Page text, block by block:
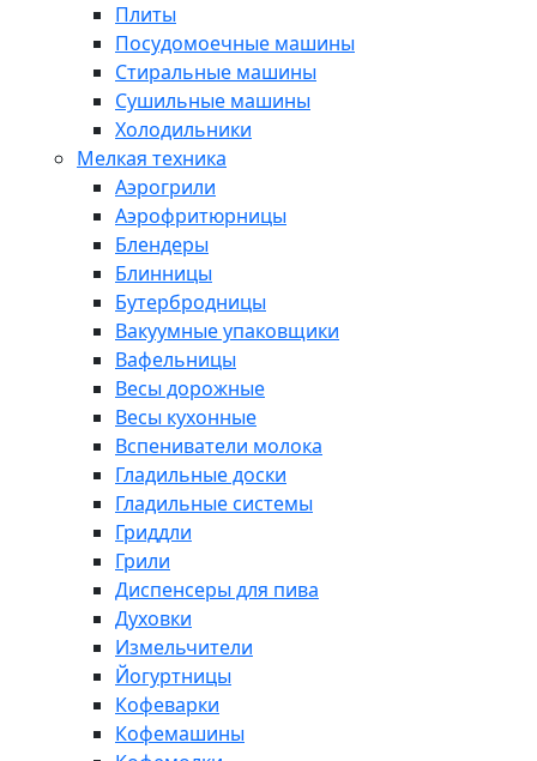
Плиты
Посудомоечные машины
Стиральные машины
Сушильные машины
Холодильники
Мелкая техника
Аэрогрили
Аэрофритюрницы
Блендеры
Блинницы
Бутербродницы
Вакуумные упаковщики
Вафельницы
Весы дорожные
Весы кухонные
Вспениватели молока
Гладильные доски
Гладильные системы
Гриддли
Грили
Диспенсеры для пива
Духовки
Измельчители
Йогуртницы
Кофеварки
Кофемашины